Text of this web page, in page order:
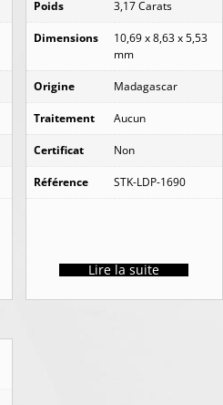
Poids 3,17 Carats
Dimensions
10,69 x 8,63 x 5,53
mm
Origine Madagascar
Traitement Aucun
Certificat Non
Référence STK-LDP-1690
Lire la suite